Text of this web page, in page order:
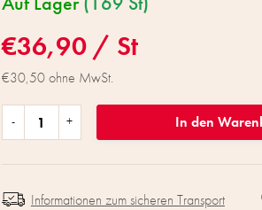
€36,90 / St
€30,50 ohne MwSt.
In den
Informationen zum sicheren Transport